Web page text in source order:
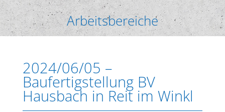
Arbeitsbereiche
2024/06/05 –
Baufertigstellung BV
Hausbach in Reit im Winkl